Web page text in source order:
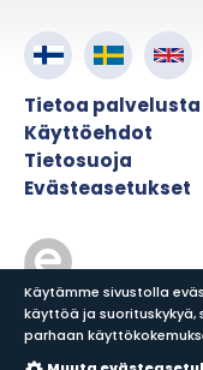
Tietoa palvelusta
Käyttöehdot
Tietosuoja
Evästeasetukset
© ePress Nordic
Käytämme sivustolla
käyttöä ja
parhaan